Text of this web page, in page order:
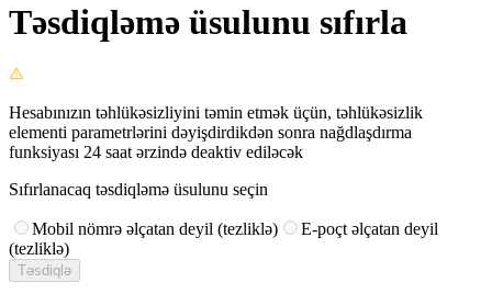
Təsdiqləmə üsulunu sıfırla
Hesabınızın təhlükəsizliyini təmin etmək üçün, təhlükəsizlik
elementi parametrlərini dəyişdirdikdən sonra nağdlaşdırma
funksiyası 24 saat ərzində deaktiv ediləcək
Sıfırlanacaq təsdiqləmə üsulunu seçin
Mobil nömrə əlçatan deyil (tezliklə)
E-poçt əlçatan deyil
(tezliklə)
Təsdiqlə